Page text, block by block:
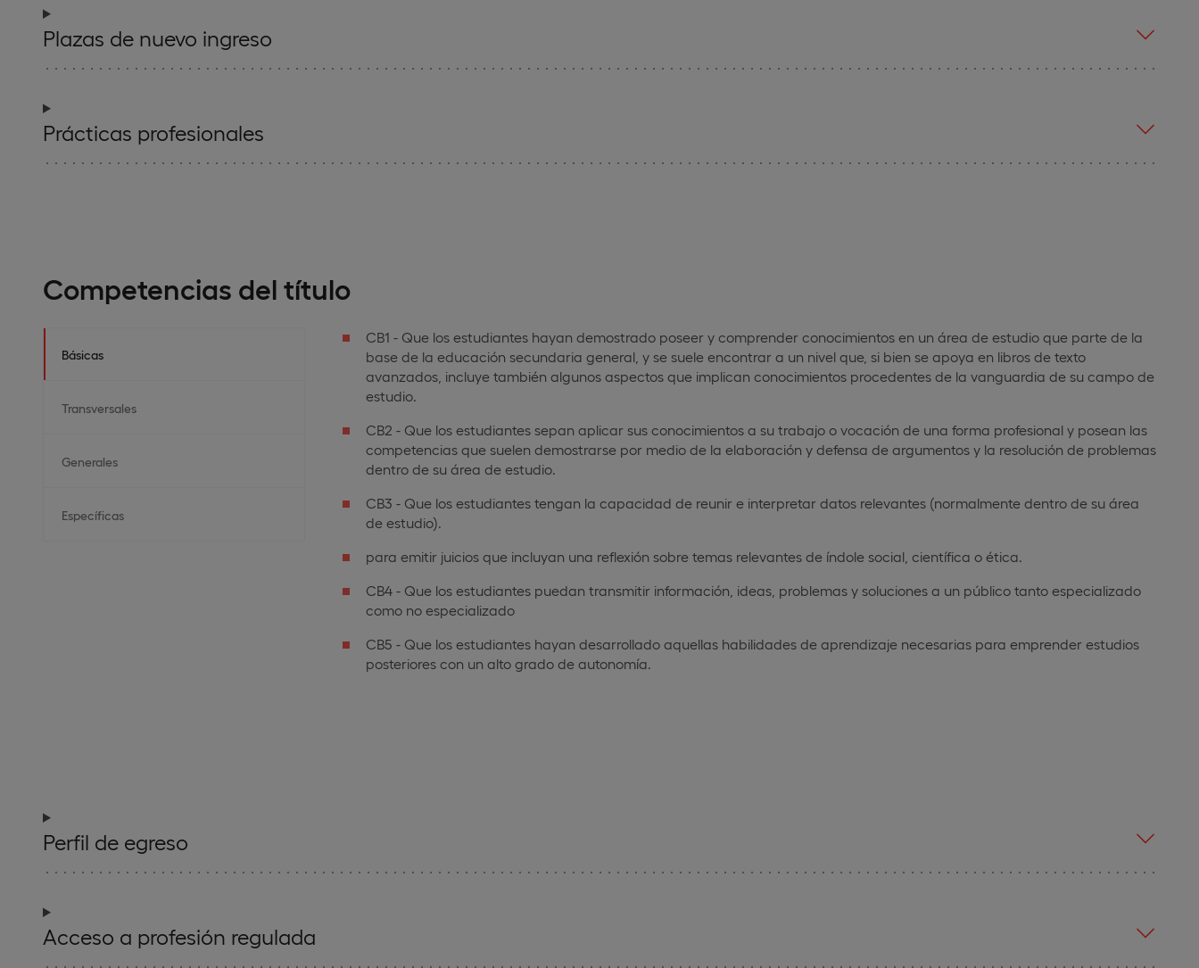
Plazas de nuevo ingreso
Prácticas profesionales
Competencias del título
Básicas
Transversales
Generales
Específicas
CB1 - Que los estudiantes hayan demostrado poseer y comprender conocimientos en un área de estudio que parte de la
base de la educación secundaria general, y se suele encontrar a un nivel que, si bien se apoya en libros de texto
avanzados, incluye también algunos aspectos que implican conocimientos procedentes de la vanguardia de su campo de
estudio.
CB2 - Que los estudiantes sepan aplicar sus conocimientos a su trabajo o vocación de una forma profesional y posean las
competencias que suelen demostrarse por medio de la elaboración y defensa de argumentos y la resolución de problemas
dentro de su área de estudio.
CB3 - Que los estudiantes tengan la capacidad de reunir e interpretar datos relevantes (normalmente dentro de su área
de estudio).
para emitir juicios que incluyan una reflexión sobre temas relevantes de índole social, científica o ética.
CB4 - Que los estudiantes puedan transmitir información, ideas, problemas y soluciones a un público tanto especializado
como no especializado
CB5 - Que los estudiantes hayan desarrollado aquellas habilidades de aprendizaje necesarias para emprender estudios
posteriores con un alto grado de autonomía.
Perfil de egreso
Acceso a profesión regulada